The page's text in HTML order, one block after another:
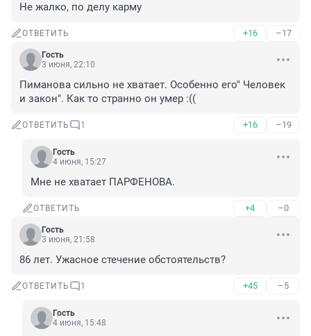
Не жалко, по делу карму
ОТВЕТИТЬ +16 –17
Гость
3 июня, 22:10
Пиманова сильно не хватает. Особенно его" Человек
и закон". Как то странно он умер :((
ОТВЕТИТЬ 1 +16 –19
Гость
4 июня, 15:27
Мне не хватает ПАРФЕНОВА.
ОТВЕТИТЬ +4 –0
Гость
3 июня, 21:58
86 лет. Ужасное стечение обстоятельств?
ОТВЕТИТЬ 1 +45 –5
Гость
4 июня, 15:48